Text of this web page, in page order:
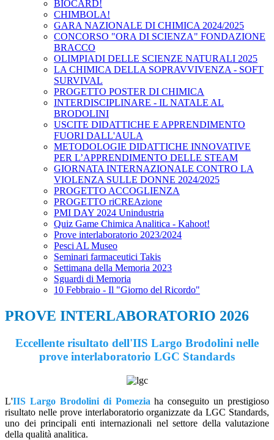
BIOCARD!
CHIMBOLA!
GARA NAZIONALE DI CHIMICA 2024/2025
CONCORSO "ORA DI SCIENZA" FONDAZIONE
BRACCO
OLIMPIADI DELLE SCIENZE NATURALI 2025
LA CHIMICA DELLA SOPRAVVIVENZA - SOFT
SURVIVAL
PROGETTO POSTER DI CHIMICA
INTERDISCIPLINARE - IL NATALE AL
BRODOLINI
USCITE DIDATTICHE E APPRENDIMENTO
FUORI DALL'AULA
METODOLOGIE DIDATTICHE INNOVATIVE
PER L’APPRENDIMENTO DELLE STEAM
GIORNATA INTERNAZIONALE CONTRO LA
VIOLENZA SULLE DONNE 2024/2025
PROGETTO ACCOGLIENZA
PROGETTO riCREAzione
PMI DAY 2024 Unindustria
Quiz Game Chimica Analitica - Kahoot!
Prove interlaboratorio 2023/2024
Pesci AL Museo
Seminari farmaceutici Takis
Settimana della Memoria 2023
Sguardi di Memoria
10 Febbraio - Il "Giorno del Ricordo"
PROVE INTERLABORATORIO 2026
Eccellente risultato dell'IIS Largo Brodolini nelle
prove interlaboratorio LGC Standards
L'IIS Largo Brodolini di Pomezia ha conseguito un prestigioso
risultato nelle prove interlaboratorio organizzate da LGC Standards,
uno dei principali enti internazionali nel settore della valutazione
della qualità analitica.